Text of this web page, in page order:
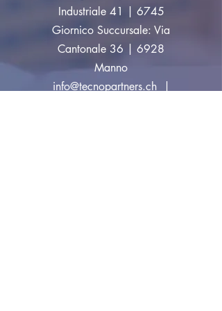
Industriale 41 | 6745
Giornico Succursale: Via
Cantonale 36 | 6928
Manno
info@tecnopartners.ch|